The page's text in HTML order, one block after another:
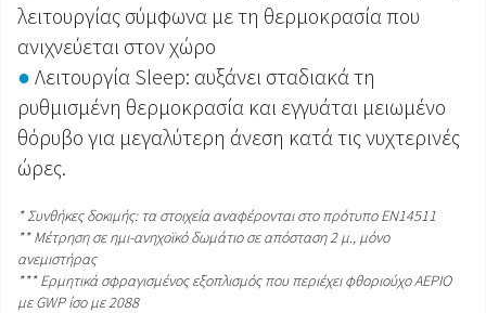
λειτουργίας σύμφωνα με τη θερμοκρασία που
ανιχνεύεται στον χώρο
● Λειτουργία Sleep: αυξάνει σταδιακά τη
ρυθμισμένη θερμοκρασία και εγγυάται μειωμένο
θόρυβο για μεγαλύτερη άνεση κατά τις νυχτερινές
ώρες.
* Συνθήκες δοκιμής: τα στοιχεία αναφέρονται στο πρότυπο EN14511
** Μέτρηση σε ημι-ανηχοϊκό δωμάτιο σε απόσταση 2 μ., μόνο
ανεμιστήρας
*** Ερμητικά σφραγισμένος εξοπλισμός που περιέχει φθοριούχο ΑΕΡΙΟ
με GWP ίσο με 2088